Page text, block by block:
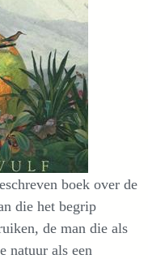
boek over de
die het begrip
de man die als
natuur als een